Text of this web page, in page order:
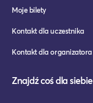
Moje bilety
Kontakt dla uczestnika
Kontakt dla organizatora
Znajdź coś dla siebie